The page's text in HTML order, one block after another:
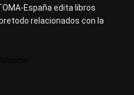
España edita libros
relacionados con la